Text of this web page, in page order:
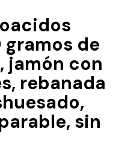
de
jamón con
rebanada
sin